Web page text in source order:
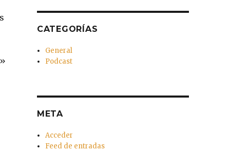
CATEGORÍAS
General
Podcast
META
Acceder
Feed de entradas